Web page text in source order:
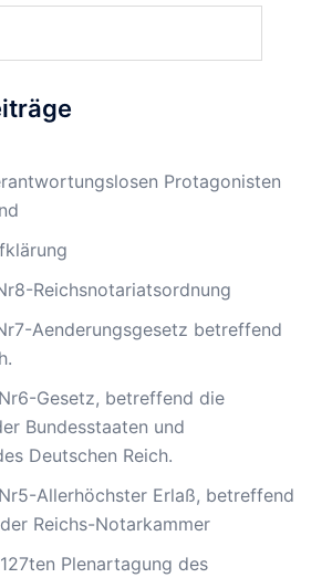
Protagonisten
Reichsnotariatsordnung
Aenderungsgesetz betreffend
Gesetz, betreffend die
Bundesstaaten und
Deutschen Reich.
Allerhöchster Erlaß, betreffend
Reichs-Notarkammer
Plenartagung des